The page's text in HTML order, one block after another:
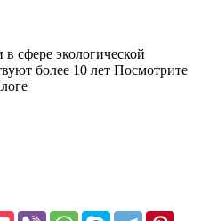
сфере экологической
более 10 лет Посмотрите